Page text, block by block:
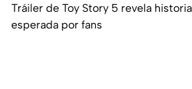
Tráiler de Toy Story 5 revela
esperada por fans